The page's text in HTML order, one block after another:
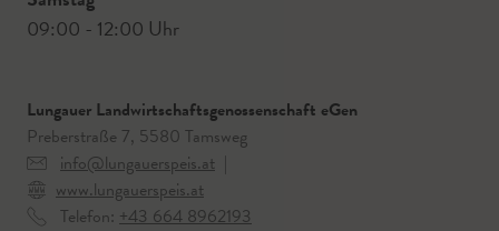
09:00 - 12:00 Uhr
Lungauer Landwirtschaftsgenossenschaft eGen
Preberstraße 7, 5580 Tamsweg
info@lungauerspeis.at |
www.lungauerspeis.at
Telefon: +43 664 8962193